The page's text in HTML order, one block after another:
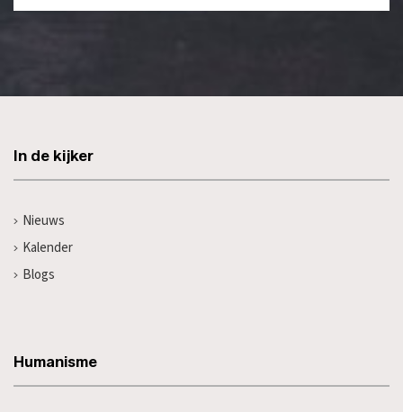
In de kijker
Nieuws
Kalender
Blogs
Humanisme